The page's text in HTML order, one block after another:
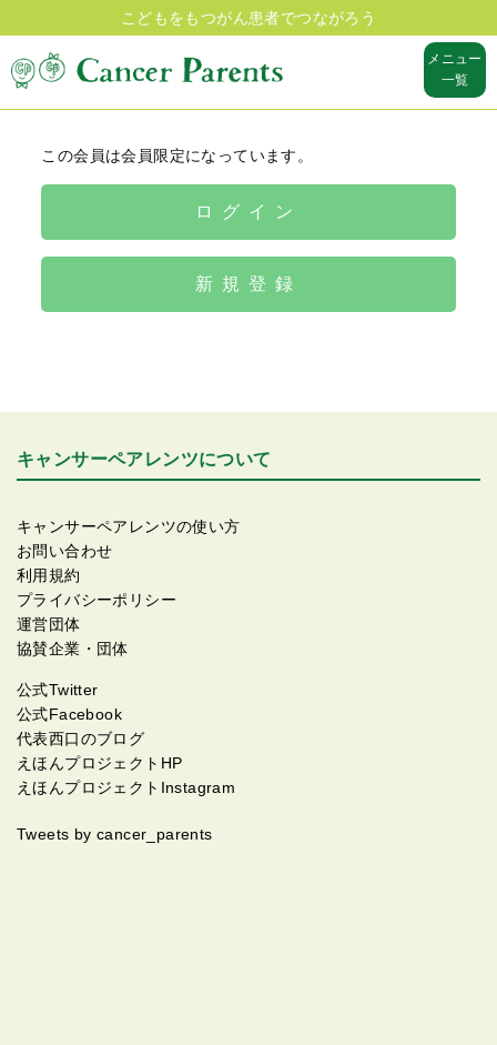
こどもをもつがん患者でつながろう
メニュー
一覧
この会員は会員限定になっています。
ログイン
新規登録
キャンサーペアレンツについて
キャンサーペアレンツの使い方
お問い合わせ
利用規約
プライバシーポリシー
運営団体
協賛企業・団体
公式Twitter
公式Facebook
代表西口のブログ
えほんプロジェクトHP
えほんプロジェクトInstagram
Tweets by cancer_parents